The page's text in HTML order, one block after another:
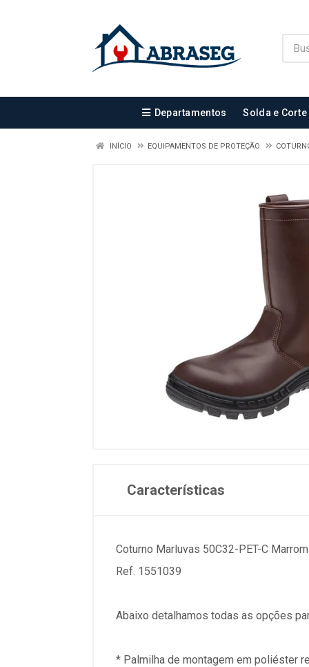
Departamentos Solda e Corte
INÍCIO EQUIPAMENTOS DE PROTEÇÃO
Características
Coturno Marluvas 50C32-PET-C
Ref. 1551039
Abaixo detalhamos todas as opções
* Palmilha de montagem em poliéster